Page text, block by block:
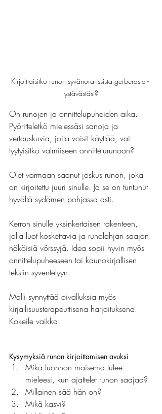
Kirjoittaisitko runon syvänoranssista gerberasta -
ystävästäsi?
On runojen ja onnittelupuheiden aika.
Pyöritteletkö mielessäsi sanoja ja
vertauskuvia, joita voisit käyttää, vai
tyytyisitkö valmiiseen onnittelurunoon?
Olet varmaan saanut joskus runon, joka
on kirjoitettu juuri sinulle. Ja se on tuntunut
hyvältä sydämen pohjassa asti.
Kerron sinulle yksinkertaisen rakenteen,
jolla luot koskettavia ja runolahjan saajan
näköisiä vörssyjä. Idea sopii hyvin myös
onnittelupuheeseen tai kaunokirjallisen
tekstin syventelyyn.
Malli synnyttää oivalluksia myös
kirjallisuusterapeuttisena harjoituksena.
Kokeile vaikka!
Kysymyksiä runon kirjoittamisen avuksi
Mikä luonnon maisema tulee
mieleesi, kun ajattelet runon saajaa?
Millainen sää hän on?
Mikä kasvi?